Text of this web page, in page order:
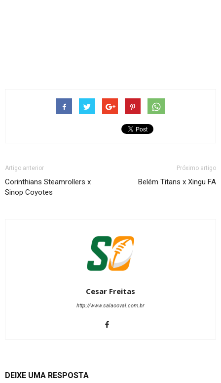
Artigo anterior
Corinthians Steamrollers x
Sinop Coyotes
Próximo artigo
Belém Titans x Xingu FA
Cesar Freitas
http://www.salaooval.com.br
DEIXE UMA RESPOSTA